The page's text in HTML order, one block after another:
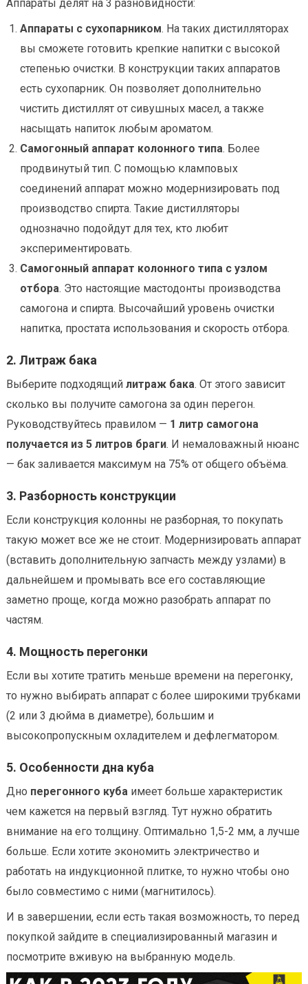
Аппараты делят на 3 разновидности:
Аппараты с сухопарником. На таких дистилляторах
вы сможете готовить крепкие напитки с высокой
степенью очистки. В конструкции таких аппаратов
есть сухопарник. Он позволяет дополнительно
чистить дистиллят от сивушных масел, а также
насыщать напиток любым ароматом.
Самогонный аппарат колонного типа. Более
продвинутый тип. С помощью кламповых
соединений аппарат можно модернизировать под
производство спирта. Такие дистилляторы
однозначно подойдут для тех, кто любит
экспериментировать.
Самогонный аппарат колонного типа с узлом
отбора. Это настоящие мастодонты производства
самогона и спирта. Высочайший уровень очистки
напитка, простата использования и скорость отбора.
2. Литраж бака
Выберите подходящий литраж бака. От этого зависит
сколько вы получите самогона за один перегон.
Руководствуйтесь правилом — 1 литр самогона
получается из 5 литров браги. И немаловажный нюанс
— бак заливается максимум на 75% от общего объёма.
3. Разборность конструкции
Если конструкция колонны не разборная, то покупать
такую может все же не стоит. Модернизировать аппарат
(вставить дополнительную запчасть между узлами) в
дальнейшем и промывать все его составляющие
заметно проще, когда можно разобрать аппарат по
частям.
4. Мощность перегонки
Если вы хотите тратить меньше времени на перегонку,
то нужно выбирать аппарат с более широкими трубками
(2 или 3 дюйма в диаметре), большим и
высокопропускным охладителем и дефлегматором.
5. Особенности дна куба
Дно перегонного куба имеет больше характеристик
чем кажется на первый взгляд. Тут нужно обратить
внимание на его толщину. Оптимально 1,5-2 мм, а лучше
больше. Если хотите экономить электричество и
работать на индукционной плитке, то нужно чтобы оно
было совместимо с ними (магнитилось).
И в завершении, если есть такая возможность, то перед
покупкой зайдите в специализированный магазин и
посмотрите вживую на выбранную модель.